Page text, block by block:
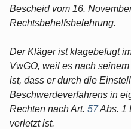
Bescheid vom 16.
Rechtsbehelfsbelehrung.
Der Kläger ist klagebefugt
VwGO, weil es nach
ist, dass er durch die
Beschwerdeverfahrens in
Rechten nach Art. 57Abs. 1
verletzt ist.